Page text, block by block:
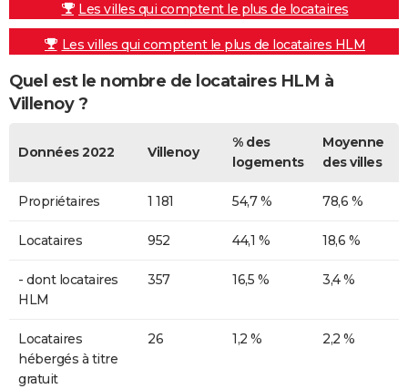
Les villes qui comptent le plus de locataires
Les villes qui comptent le plus de locataires HLM
Quel est le nombre de locataires HLM à
Villenoy ?
Données 2022 Villenoy
% des
logements
Moyenne
des villes
Propriétaires 1 181 54,7 % 78,6 %
Locataires 952 44,1 % 18,6 %
- dont locataires
HLM
357 16,5 % 3,4 %
Locataires
hébergés à titre
gratuit
26 1,2 % 2,2 %